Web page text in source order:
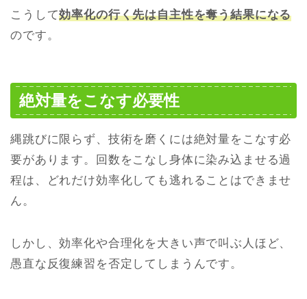
こうして効率化の行く先は自主性を奪う結果になる
のです。
絶対量をこなす必要性
縄跳びに限らず、技術を磨くには絶対量をこなす必
要があります。回数をこなし身体に染み込ませる過
程は、どれだけ効率化しても逃れることはできませ
ん。
しかし、効率化や合理化を大きい声で叫ぶ人ほど、
愚直な反復練習を否定してしまうんです。